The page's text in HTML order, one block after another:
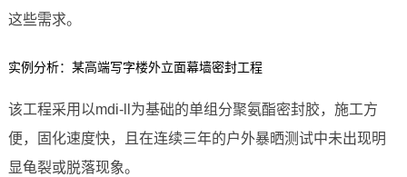
这些需求。
实例分析：某高端写字楼外立面幕墙密封工程
该工程采用以mdi-ll为基础的单组分聚氨酯密封胶，施工方
便，固化速度快，且在连续三年的户外暴晒测试中未出现明
显龟裂或脱落现象。